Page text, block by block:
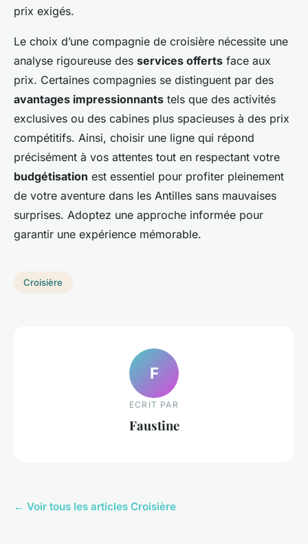
prix exigés.
Le choix d’une compagnie de croisière nécessite une
analyse rigoureuse des services offerts face aux
prix. Certaines compagnies se distinguent par des
avantages impressionnants tels que des activités
exclusives ou des cabines plus spacieuses à des prix
compétitifs. Ainsi, choisir une ligne qui répond
précisément à vos attentes tout en respectant votre
budgétisation est essentiel pour profiter pleinement
de votre aventure dans les Antilles sans mauvaises
surprises. Adoptez une approche informée pour
garantir une expérience mémorable.
Croisière
F
ECRIT PAR
Faustine
← Voir tous les articles Croisière